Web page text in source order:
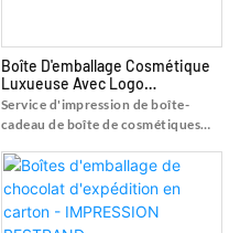
Boîte D'emballage Cosmétique
Luxueuse Avec Logo
Personnalisé - BESTRAND
PRINTING
Service d'impression de boîte-
cadeau de boîte de cosmétiques
trouvez les détails et le prix sur la
boîte-cadeau du service
d'impression de boîte-cadeau de
boîte-cadeau de boîte de